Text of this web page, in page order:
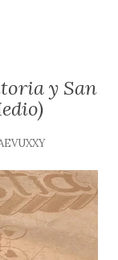
y San